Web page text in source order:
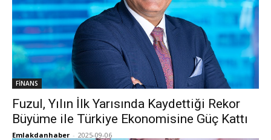
FİNANS
Fuzul, Yılın İlk Yarısında Kaydettiği Rekor
Büyüme ile Türkiye Ekonomisine Güç Kattı
Emlakdanhaber - 2025-09-06